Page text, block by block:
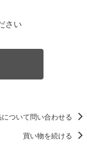
さい
について問い合わせる
買い物を続ける